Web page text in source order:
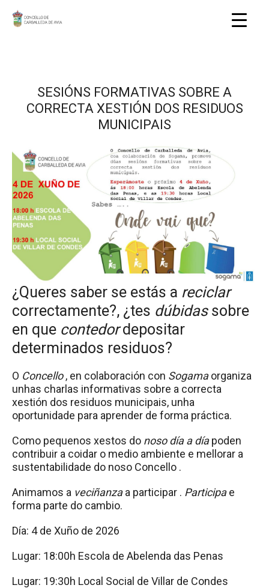
SESIÓNS FORMATIVAS SOBRE A
CORRECTA XESTIÓN DOS RESIDUOS
MUNICIPAIS
¿Queres saber se estás a reciclar
correctamente?, ¿tes dúbidassobre
en que contedordepositar
determinados residuos?
O Concello, en colaboración con Sogamaorganiza
unhas charlas informativas sobre a correcta
xestión dos residuos municipais, unha
oportunidade para aprender de forma práctica.
Como pequenos xestos do noso día a díapoden
contribuir a coidar o medio ambiente e mellorar a
sustentabilidade do noso Concello .
Animamos a veciñanzaa participar . Participae
forma parte do cambio.
Día: 4 de Xuño de 2026
Lugar: 18:00h Escola de Abelenda das Penas
Lugar: 19:30h Local Social de Villar de Condes